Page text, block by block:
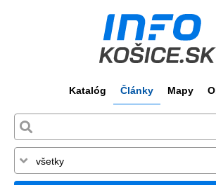
Katalóg Články Mapy